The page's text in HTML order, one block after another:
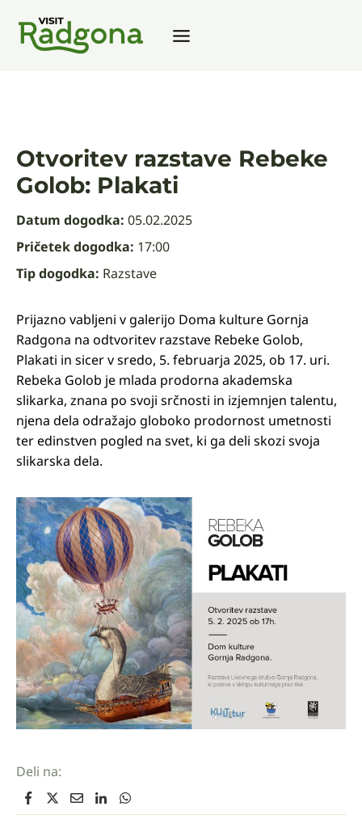
Inhalt
springen
Otvoritev razstave Rebeke
Golob: Plakati
Datum dogodka: 05.02.2025
Pričetek dogodka: 17:00
Tip dogodka: Razstave
Prijazno vabljeni v galerijo Doma kulture Gornja
Radgona na odtvoritev razstave Rebeke Golob,
Plakati in sicer v sredo, 5. februarja 2025, ob 17. uri.
Rebeka Golob je mlada prodorna akademska
slikarka, znana po svoji srčnosti in izjemnjen talentu,
njena dela odražajo globoko prodornost umetnosti
ter edinstven pogled na svet, ki ga deli skozi svoja
slikarska dela.
Deli na: